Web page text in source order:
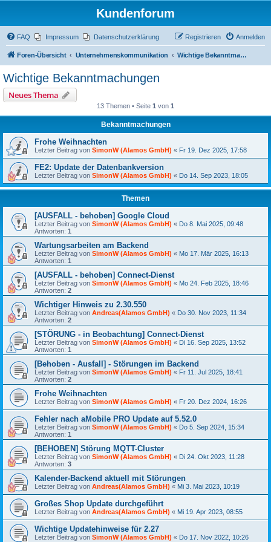
Kundenforum
FAQ Impressum Datenschutzerklärung Anmelden
Registrieren
Foren-Übersicht Unternehmenskommunikation Wichtige Bekanntmachungen
Wichtige Bekanntmachungen
Neues Thema
13 Themen • Seite 1 von 1
Bekanntmachungen
Frohe Weihnachten
Letzter Beitrag von SimonW (Alamos GmbH) « Fr 19. Dez 2025, 17:58
FE2: Update der Datenbankversion
Letzter Beitrag von SimonW (Alamos GmbH) « Do 14. Sep 2023, 18:05
Themen
[AUSFALL - behoben] Google Cloud
Letzter Beitrag von SimonW (Alamos GmbH) « Do 8. Mai 2025, 09:48
Antworten: 1
Wartungsarbeiten am Backend
Letzter Beitrag von SimonW (Alamos GmbH) « Mo 17. Mär 2025, 16:13
Antworten: 1
[AUSFALL - behoben] Connect-Dienst
Letzter Beitrag von SimonW (Alamos GmbH) « Mo 24. Feb 2025, 18:46
Antworten: 2
Wichtiger Hinweis zu 2.30.550
Letzter Beitrag von Andreas(Alamos GmbH) « Do 30. Nov 2023, 11:34
Antworten: 2
[STÖRUNG - in Beobachtung] Connect-Dienst
Letzter Beitrag von SimonW (Alamos GmbH) « Di 16. Sep 2025, 13:52
Antworten: 1
[Behoben - Ausfall] - Störungen im Backend
Letzter Beitrag von SimonW (Alamos GmbH) « Fr 11. Jul 2025, 18:41
Antworten: 2
Frohe Weihnachten
Letzter Beitrag von SimonW (Alamos GmbH) « Fr 20. Dez 2024, 16:26
Fehler nach aMobile PRO Update auf 5.52.0
Letzter Beitrag von SimonW (Alamos GmbH) « Do 5. Sep 2024, 15:34
Antworten: 1
[BEHOBEN] Störung MQTT-Cluster
Letzter Beitrag von SimonW (Alamos GmbH) « Di 24. Okt 2023, 11:28
Antworten: 3
Kalender-Backend aktuell mit Störungen
Letzter Beitrag von Andreas(Alamos GmbH) « Mi 3. Mai 2023, 10:19
Großes Shop Update durchgeführt
Letzter Beitrag von Andreas(Alamos GmbH) « Mi 19. Apr 2023, 08:55
Wichtige Updatehinweise für 2.27
Letzter Beitrag von SimonW (Alamos GmbH) « Do 17. Nov 2022, 10:26